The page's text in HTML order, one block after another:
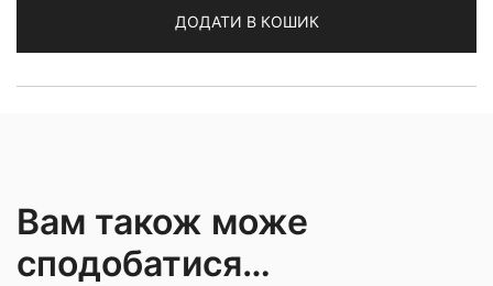
Script
кількість
ДОДАТИ В КОШИК
Вам також може
сподобатися…